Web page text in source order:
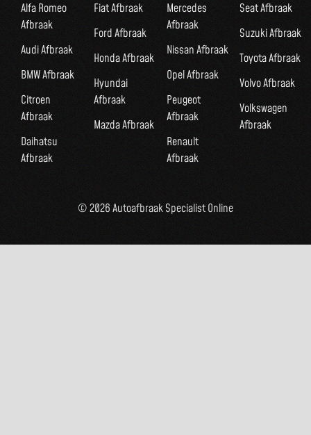
Alfa Romeo
Afbraak
Audi Afbraak
BMW Afbraak
Citroen
Afbraak
Daihatsu
Afbraak
Fiat Afbraak
Ford Afbraak
Honda Afbraak
Hyundai
Afbraak
Mazda Afbraak
Mercedes
Afbraak
Nissan Afbraak
Opel Afbraak
Peugeot
Afbraak
Renault
Afbraak
Seat Afbraak
Suzuki Afbraak
Toyota Afbraak
Volvo Afbraak
Volkswagen
Afbraak
© 2026 Autoafbraak Specialist Online